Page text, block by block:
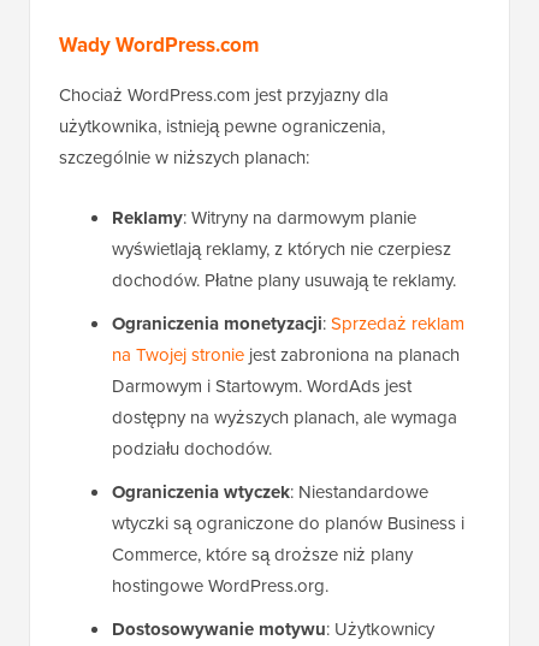
Wady WordPress.com
Chociaż WordPress.com jest przyjazny dla
użytkownika, istnieją pewne ograniczenia,
szczególnie w niższych planach:
Reklamy: Witryny na darmowym planie
wyświetlają reklamy, z których nie czerpiesz
dochodów. Płatne plany usuwają te reklamy.
Ograniczenia monetyzacji:Sprzedaż reklam
na Twojej stronie jest zabroniona na planach
Darmowym i Startowym. WordAds jest
dostępny na wyższych planach, ale wymaga
podziału dochodów.
Ograniczenia wtyczek: Niestandardowe
wtyczki są ograniczone do planów Business i
Commerce, które są droższe niż plany
hostingowe WordPress.org.
Dostosowywanie motywu: Użytkownicy